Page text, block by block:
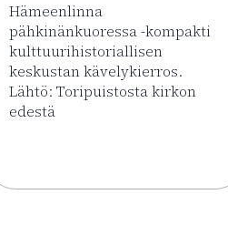
Hämeenlinna
pähkinänkuoressa -kompakti
kulttuurihistoriallisen
keskustan kävelykierros.
Lähtö: Toripuistosta kirkon
edestä